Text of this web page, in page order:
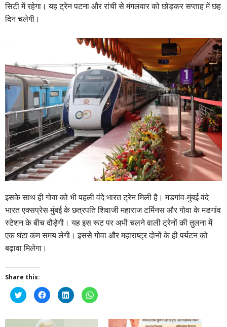
सिटी में रहेगा। यह ट्रेन पटना और रांची से मंगलवार को छोड़कर सप्ताह में छह
दिन चलेगी।
इसके साथ ही गोवा को भी पहली वंदे भारत ट्रेन मिली है। मडगांव-मुंबई वंदे
भारत एक्सप्रेस मुंबई के छत्रपति शिवाजी महाराज टर्मिनस और गोवा के मडगांव
स्टेशन के बीच दौड़ेगी। यह इस रूट पर अभी चलने वाली ट्रेनों की तुलना में
एक घंटा कम समय लेगी। इससे गोवा और महाराष्ट्र दोनों के ही पर्यटन को
बढ़ावा मिलेगा।
Share this:
Click
to
share
Twitter
(Opens
Click
to
share
Facebook
(Opens
Click
to
share
LinkedIn
Click
to
WhatsApp
(Opens